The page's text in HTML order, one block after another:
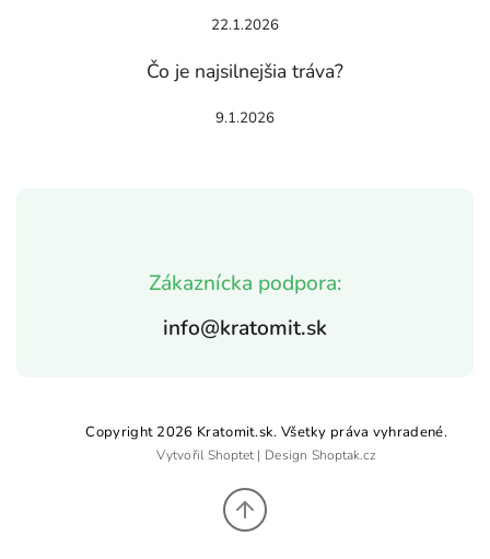
Zákaznícka podpora:
info@kratomit.sk
22.1.2026
Čo je najsilnejšia tráva?
9.1.2026
Copyright 2026 Kratomit.sk. Všetky práva vyhradené.
VytvořilShoptet | Design Shoptak.cz